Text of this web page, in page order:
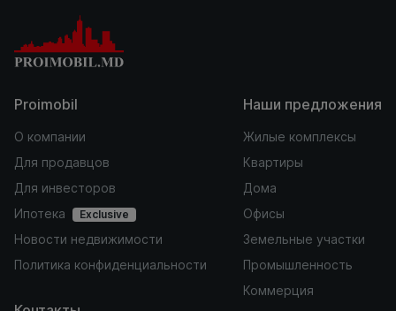
Proimobil
О компании
Для продавцов
Для инвесторов
Ипотека
Exclusive
Новости недвижимости
Политика конфиденциальности
Наши предложения
Жилые комплексы
Квартиры
Дома
Офисы
Земельные участки
Промышленность
Коммерция